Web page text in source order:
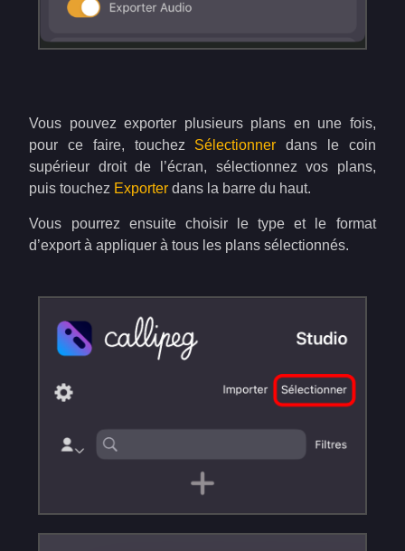
Vous pouvez exporter plusieurs plans en une fois,
pour ce faire, touchez Sélectionner dans le coin
supérieur droit de l’écran, sélectionnez vos plans,
puis touchez Exporter dans la barre du haut.
Vous pourrez ensuite choisir le type et le format
d’export à appliquer à tous les plans sélectionnés.